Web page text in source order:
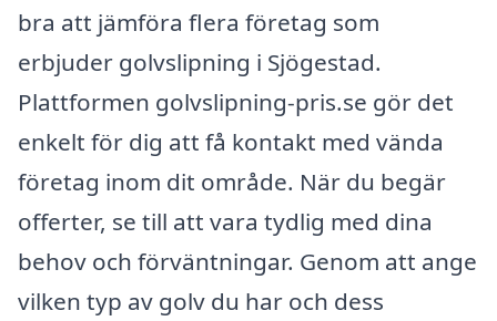
bra att jämföra flera företag som
erbjuder golvslipning i Sjögestad.
Plattformen golvslipning-pris.se gör det
enkelt för dig att få kontakt med vända
företag inom dit område. När du begär
offerter, se till att vara tydlig med dina
behov och förväntningar. Genom att ange
vilken typ av golv du har och dess